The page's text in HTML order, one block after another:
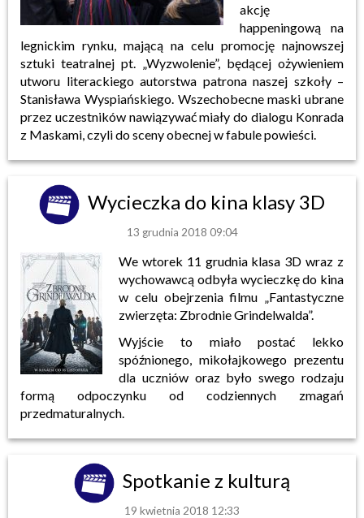
akcję
happeningową na
legnickim rynku, mającą na celu promocję najnowszej
sztuki teatralnej pt. „Wyzwolenie”, będącej ożywieniem
utworu literackiego autorstwa patrona naszej szkoły –
Stanisława Wyspiańskiego. Wszechobecne maski ubrane
przez uczestników nawiązywać miały do dialogu Konrada
z Maskami, czyli do sceny obecnej w fabule powieści.
Wycieczka do kina klasy 3D
13 grudnia 2018 09:04
We wtorek 11 grudnia klasa 3D wraz z
wychowawcą odbyła wycieczkę do kina
w celu obejrzenia filmu „Fantastyczne
zwierzęta: Zbrodnie Grindelwalda”.
Wyjście to miało postać lekko
spóźnionego, mikołajkowego prezentu
dla uczniów oraz było swego rodzaju
formą odpoczynku od codziennych zmagań
przedmaturalnych.
Spotkanie z kulturą
19 kwietnia 2018 12:33